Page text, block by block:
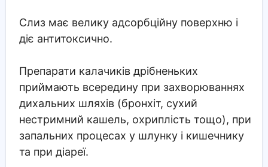
Слиз має велику адсорбційну поверхню і
діє антитоксично.
Препарати калачиків дрібненьких
приймають всередину при захворюваннях
дихальних шляхів (бронхіт, сухий
нестримний кашель, охриплість тощо), при
запальних процесах у шлунку і кишечнику
та при діареї.